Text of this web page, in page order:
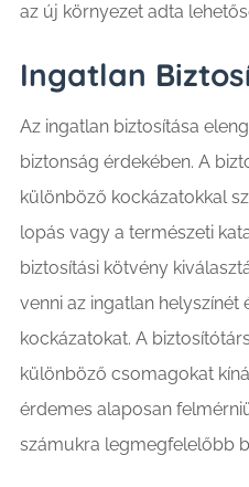
az új környezet adta
Ingatlan
Az ingatlan biztosítása
biztonság érdekében. A
különböző kockázatokkal
lopás vagy a természeti
biztosítási kötvény
venni az ingatlan helyszínét
kockázatokat. A
különböző csomagokat
érdemes alaposan
számukra legmegfelelőbb